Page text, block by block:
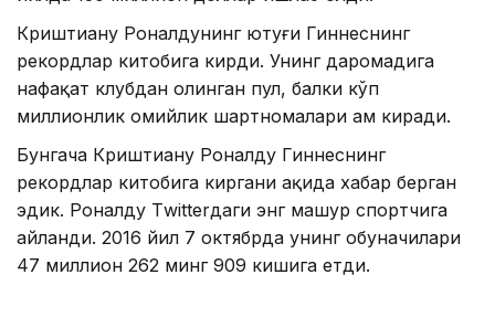
Криштиану Роналдунинг ютуғи Гиннеснинг
рекордлар китобига кирди. Унинг даромадига
нафақат клубдан олинган пул, балки кўп
миллионлик ҳомийлик шартномалари ҳам киради.
Бунгача Криштиану Роналду Гиннеснинг
рекордлар китобига киргани ҳақида хабар берган
эдик. Роналду Тwitterдаги энг машҳур спортчига
айланди. 2016 йил 7 октябрда унинг обуначилари
47 миллион 262 минг 909 кишига етди.